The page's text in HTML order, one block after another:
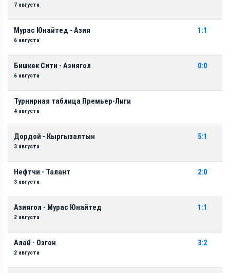
7 августа
Мурас Юнайтед - Азия
6 августа
1:1
Бишкек Сити - Азиягол
6 августа
0:0
Турнирная таблица Премьер-Лиги
4 августа
Дордой - Кыргызалтын
3 августа
5:1
Нефтчи - Талант
3 августа
2:0
Азиягол - Мурас Юнайтед
2 августа
1:1
Алай - Озгон
2 августа
3:2